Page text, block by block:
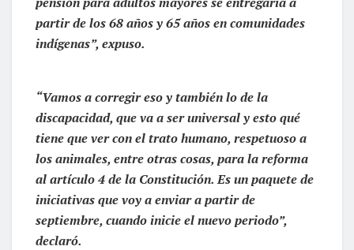
partir de los 68 años y 65 años en comunidades
indígenas”, expuso.
“Vamos a corregir eso y también lo de la
discapacidad, que va a ser universal y esto qué
tiene que ver con el trato humano, respetuoso a
los animales, entre otras cosas, para la reforma
al artículo 4 de la Constitución. Es un paquete de
iniciativas que voy a enviar a partir de
septiembre, cuando inicie el nuevo periodo”,
declaró.